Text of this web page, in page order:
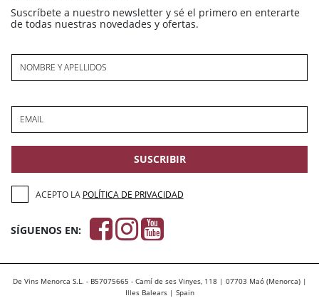
Suscríbete a nuestro newsletter y sé el primero en enterarte
de todas nuestras novedades y ofertas.
NOMBRE Y APELLIDOS
EMAIL
SUSCRIBIR
ACEPTO LA POLÍTICA DE PRIVACIDAD
SÍGUENOS EN:
De Vins Menorca S.L. - B57075665 - Camí de ses Vinyes, 118 | 07703 Maó (Menorca) |
Illes Balears | Spain